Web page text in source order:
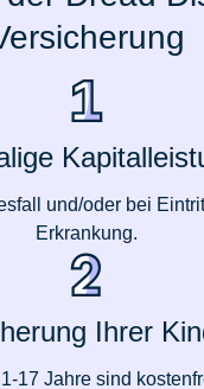
und/oder bei
Erkrankung.
Ihrer
17 Jahre sind